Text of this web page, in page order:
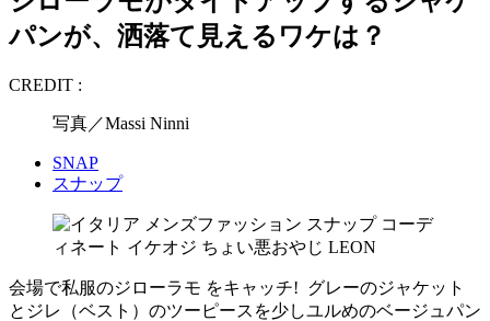
パンが、洒落て見えるワケは？
CREDIT :
写真／Massi Ninni
SNAP
スナップ
会場で私服のジローラモ をキャッチ! グレーのジャケット
とジレ（ベスト）のツーピースを少しユルめのベージュパン